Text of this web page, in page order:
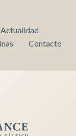
Actualidad
Contacto